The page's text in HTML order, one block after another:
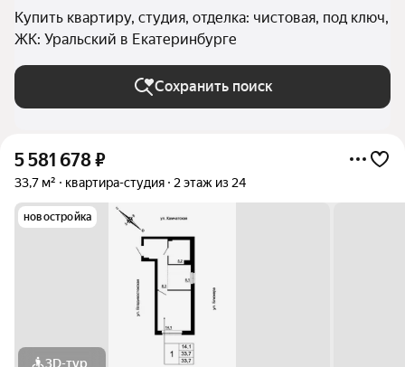
Купить квартиру, студия, отделка: чистовая, под ключ,
ЖК: Уральский в Екатеринбурге
Сохранить поиск
5 581 678₽
33,7 м² квартира-студия 2 этаж из 24
новостройка
3D-тур